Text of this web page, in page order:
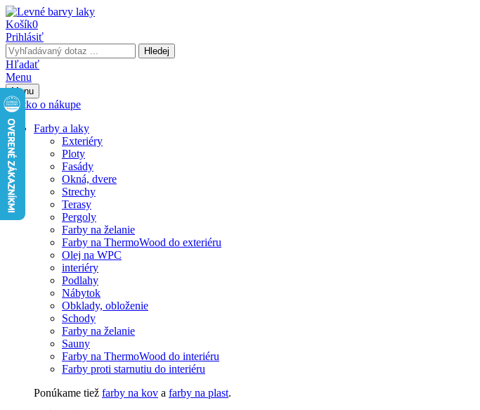
Košík0
Prihlásiť
Hledej
Hľadať
Menu
Menu
Všetko o nákupe
Farby a laky
Exteriéry
Ploty
Fasády
Okná, dvere
Strechy
Terasy
Pergoly
Farby na želanie
Farby na ThermoWood do exteriéru
Olej na WPC
interiéry
Podlahy
Nábytok
Obklady, obloženie
Schody
Farby na želanie
Sauny
Farby na ThermoWood do interiéru
Farby proti starnutiu do interiéru
Ponúkame tiež farby na kov a farby na plast.